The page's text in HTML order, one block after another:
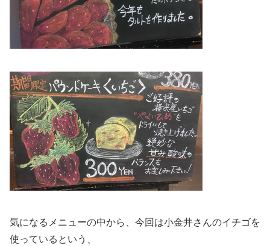
気になるメニューの中から、今回は小金井さんのイチゴを
使っているという、